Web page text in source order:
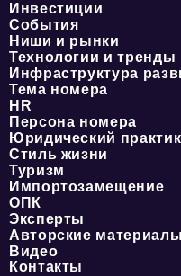
Инвестиции
События
Ниши и рынки
Технологии и тренды
Инфраструктура
Тема номера
HR
Персона номера
Юридический
Стиль жизни
Туризм
Импортозамещение
ОПК
Эксперты
Авторские материалы
Видео
Контакты